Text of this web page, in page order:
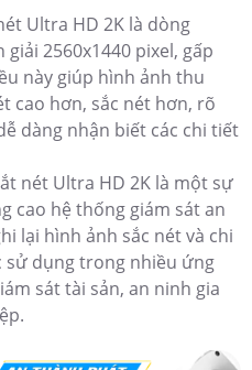
Ultra HD 2K là dòng
2560x1440 pixel, gấp
này giúp hình ảnh thu
cao hơn, sắc nét hơn, rõ
dàng nhận biết các chi tiết
nét Ultra HD 2K là một sự
cao hệ thống giám sát an
lại hình ảnh sắc nét và chi
sử dụng trong nhiều ứng
sát tài sản, an ninh gia